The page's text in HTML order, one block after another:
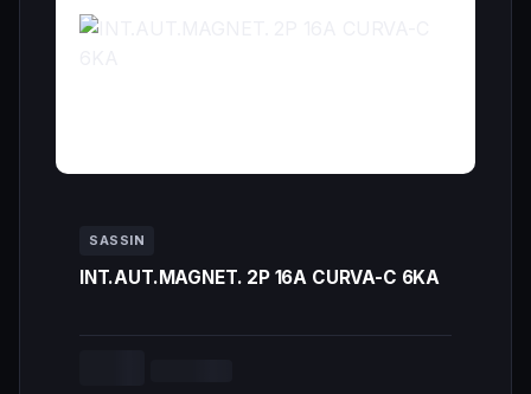
SASSIN
INT.AUT.MAGNET. 2P 16A CURVA-C 6KA